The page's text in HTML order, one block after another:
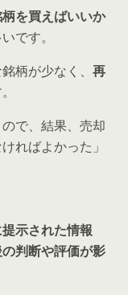
を買えばいいか
です。
柄が少なく、 再
で、結果、売却
ればよかった」
示された情報
判断や評価が影